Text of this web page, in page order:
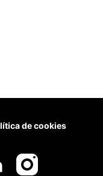
de cookies